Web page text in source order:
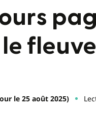
le 25 août 2025)